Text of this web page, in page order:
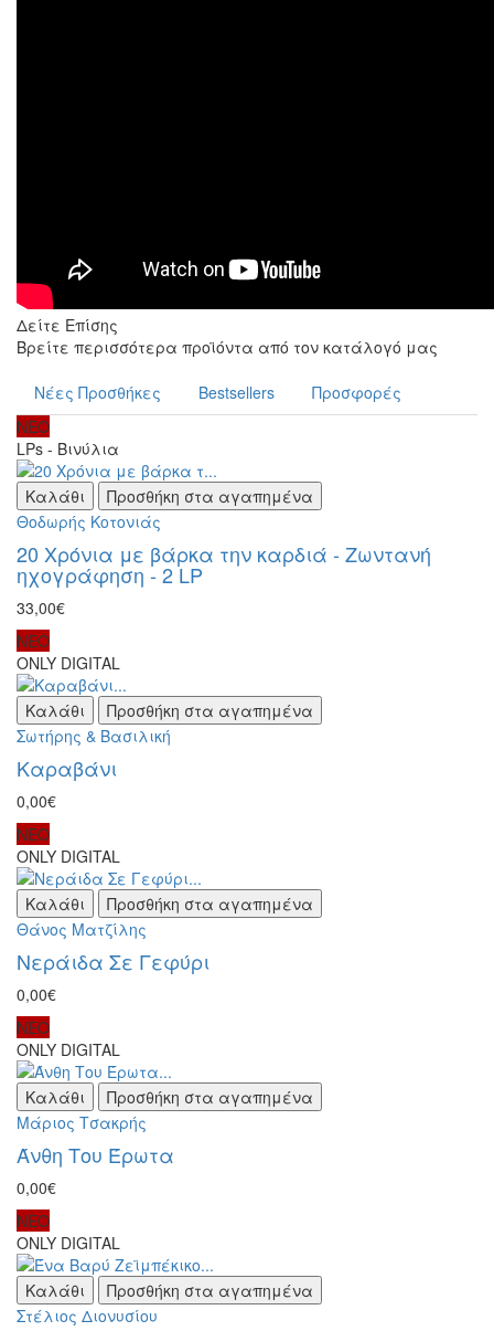
Δείτε Επίσης
Βρείτε περισσότερα προϊόντα από τον κατάλογό μας
Νέες Προσθήκες Bestsellers
Προσφορές
ΝΕΟ
LPs - Βινύλια
Καλάθι
Προσθήκη στα αγαπημένα
Θοδωρής Κοτονιάς
20 Χρόνια με βάρκα την καρδιά - Ζωντανή
ηχογράφηση - 2 LP
33,00€
ΝΕΟ
ONLY DIGITAL
Καλάθι
Προσθήκη στα αγαπημένα
Σωτήρης & Βασιλική
Καραβάνι
0,00€
ΝΕΟ
ONLY DIGITAL
Καλάθι
Προσθήκη στα αγαπημένα
Θάνος Ματζίλης
Νεράιδα Σε Γεφύρι
0,00€
ΝΕΟ
ONLY DIGITAL
Καλάθι
Προσθήκη στα αγαπημένα
Μάριος Τσακρής
Άνθη Του Έρωτα
0,00€
ΝΕΟ
ONLY DIGITAL
Καλάθι
Προσθήκη στα αγαπημένα
Στέλιος Διονυσίου